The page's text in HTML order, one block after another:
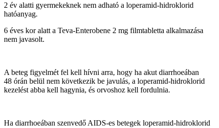
2 év alatti gyermekeknek nem adható a loperamid-hidroklorid
hatóanyag.
6 éves kor alatt a Teva-Enterobene 2 mg filmtabletta alkalmazása
nem javasolt.
A beteg figyelmét fel kell hívni arra, hogy ha akut diarrhoeában
48 órán belül nem következik be javulás, a loperamid-hidroklorid
kezelést abba kell hagynia, és orvoshoz kell fordulnia.
Ha diarrhoeában szenvedő AIDS-es betegek loperamid-hidroklorid